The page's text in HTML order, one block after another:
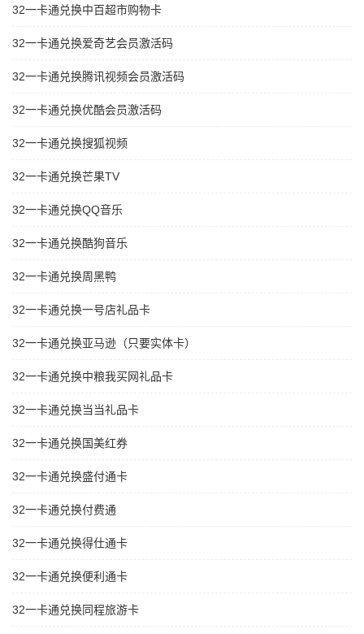
32一卡通兑换中百超市购物卡
32一卡通兑换爱奇艺会员激活码
32一卡通兑换腾讯视频会员激活码
32一卡通兑换优酷会员激活码
32一卡通兑换搜狐视频
32一卡通兑换芒果TV
32一卡通兑换QQ音乐
32一卡通兑换酷狗音乐
32一卡通兑换周黑鸭
32一卡通兑换一号店礼品卡
32一卡通兑换亚马逊（只要实体卡）
32一卡通兑换中粮我买网礼品卡
32一卡通兑换当当礼品卡
32一卡通兑换国美红券
32一卡通兑换盛付通卡
32一卡通兑换付费通
32一卡通兑换得仕通卡
32一卡通兑换便利通卡
32一卡通兑换同程旅游卡